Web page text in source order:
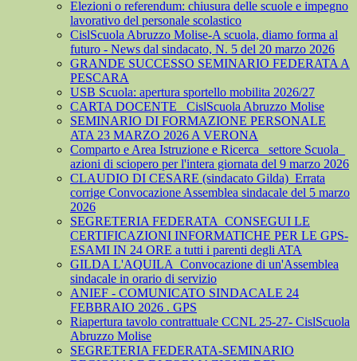
Elezioni o referendum: chiusura delle scuole e impegno
lavorativo del personale scolastico
CislScuola Abruzzo Molise-A scuola, diamo forma al
futuro - News dal sindacato, N. 5 del 20 marzo 2026
GRANDE SUCCESSO SEMINARIO FEDERATA A
PESCARA
USB Scuola: apertura sportello mobilita 2026/27
CARTA DOCENTE_ CislScuola Abruzzo Molise
SEMINARIO DI FORMAZIONE PERSONALE
ATA 23 MARZO 2026 A VERONA
Comparto e Area Istruzione e Ricerca_ settore Scuola_
azioni di sciopero per l'intera giornata del 9 marzo 2026
CLAUDIO DI CESARE (sindacato Gilda)_Errata
corrige Convocazione Assemblea sindacale del 5 marzo
2026
SEGRETERIA FEDERATA_CONSEGUI LE
CERTIFICAZIONI INFORMATICHE PER LE GPS-
ESAMI IN 24 ORE a tutti i parenti degli ATA
GILDA L'AQUILA_Convocazione di un'Assemblea
sindacale in orario di servizio
ANIEF - COMUNICATO SINDACALE 24
FEBBRAIO 2026 . GPS
Riapertura tavolo contrattuale CCNL 25-27- CislScuola
Abruzzo Molise
SEGRETERIA FEDERATA-SEMINARIO